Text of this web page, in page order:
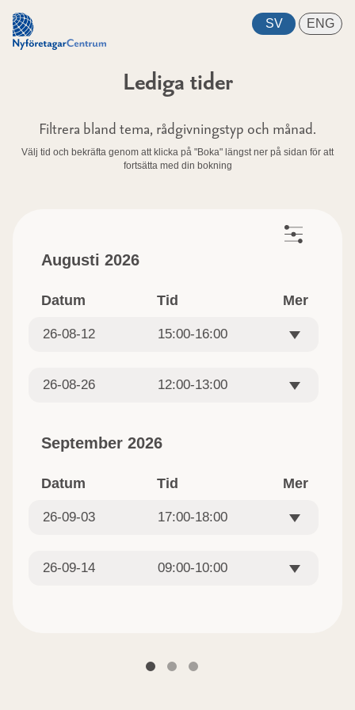
Lediga tider
Filtrera bland tema, rådgivningstyp och månad.
Välj tid och bekräfta genom att klicka på "Boka" längst ner på sidan för att
fortsätta med din bokning
Augusti 2026
Datum Tid Mer
26-08-12 15:00-16:00
26-08-26 12:00-13:00
September 2026
Datum Tid Mer
26-09-03 17:00-18:00
26-09-14 09:00-10:00